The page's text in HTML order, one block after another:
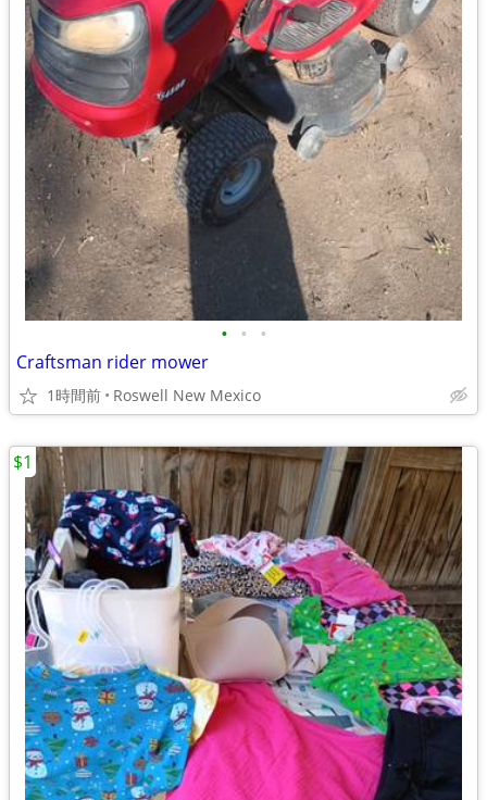
• • •
Craftsman rider mower
1時間前 Roswell New Mexico
$1